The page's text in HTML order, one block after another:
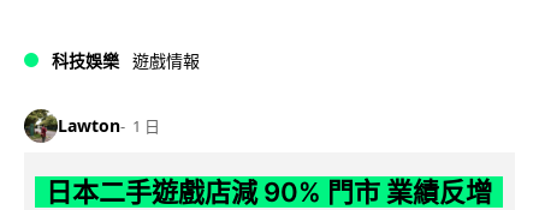
科技娛樂 遊戲情報
Lawton 1 日
日本二手遊戲店減 90% 門市 業績反增